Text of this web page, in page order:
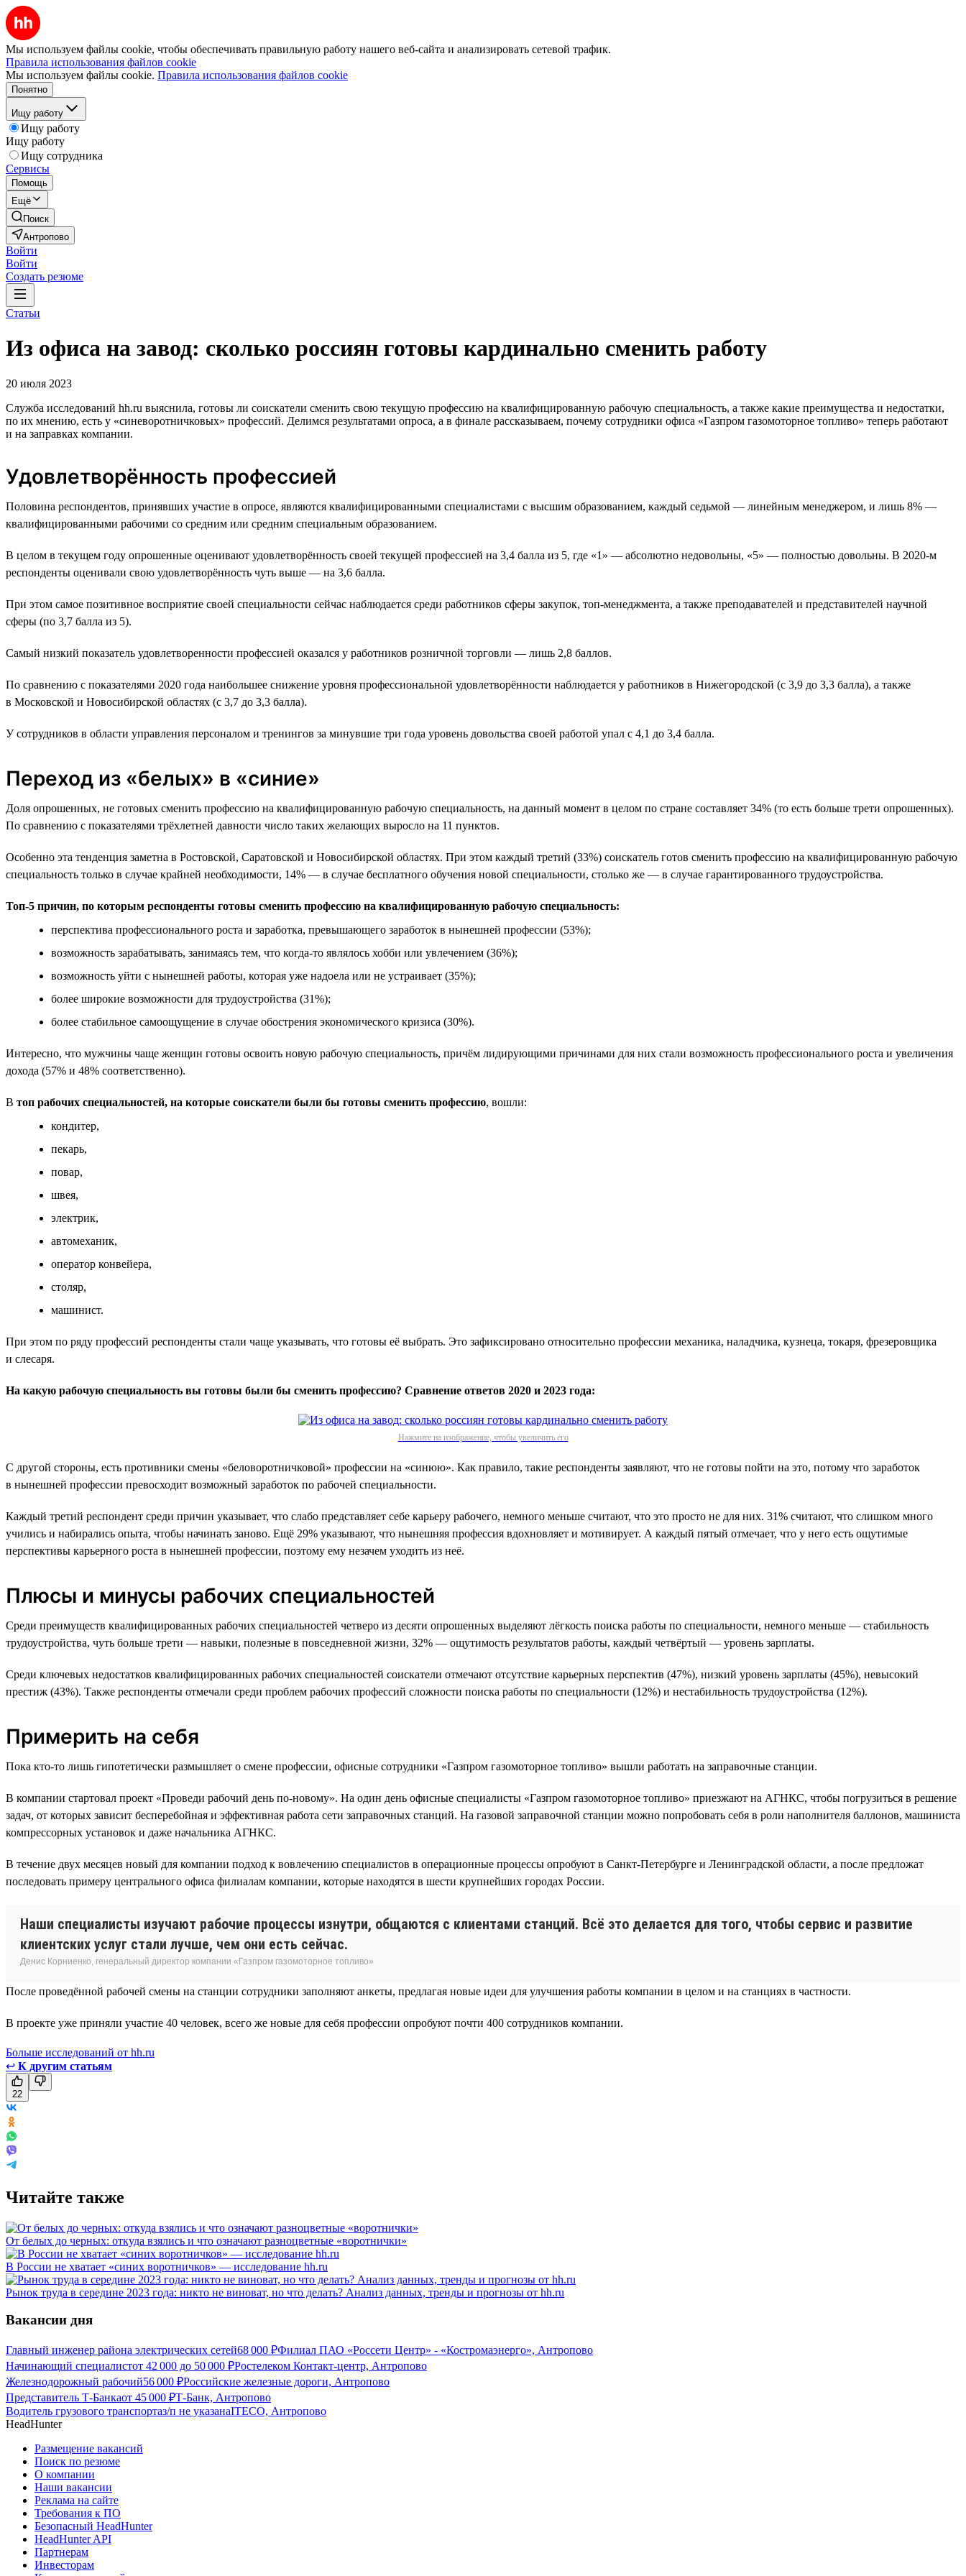
Мы используем файлы cookie, чтобы обеспечивать правильную работу нашего веб-сайта и анализировать сетевой трафик.
Правила использования файлов cookie
Мы используем файлы cookie. Правила использования файлов cookie
Понятно
Ищу работу
Ищу работу
Ищу работу
Ищу сотрудника
Сервисы
Помощь
Ещё
Поиск
Антропово
Войти
Войти
Создать резюме
Статьи
Из офиса на завод: сколько россиян готовы кардинально сменить работу
20 июля 2023
Служба исследований hh.ru выяснила, готовы ли соискатели сменить свою текущую профессию на квалифицированную рабочую специальность, а также какие преимущества и недостатки,
по их мнению, есть у «синеворотничковых» профессий. Делимся результатами опроса, а в финале рассказываем, почему сотрудники офиса «Газпром газомоторное топливо» теперь работают
и на заправках компании.
Удовлетворённость профессией
Половина респондентов, принявших участие в опросе, являются квалифицированными специалистами с высшим образованием, каждый седьмой — линейным менеджером, и лишь 8% —
квалифицированными рабочими со средним или средним специальным образованием.
В целом в текущем году опрошенные оценивают удовлетворённость своей текущей профессией на 3,4 балла из 5, где «1» — абсолютно недовольны, «5» — полностью довольны. В 2020-м
респонденты оценивали свою удовлетворённость чуть выше — на 3,6 балла.
При этом самое позитивное восприятие своей специальности сейчас наблюдается среди работников сферы закупок, топ-менеджмента, а также преподавателей и представителей научной
сферы (по 3,7 балла из 5).
Самый низкий показатель удовлетворенности профессией оказался у работников розничной торговли — лишь 2,8 баллов.
По сравнению с показателями 2020 года наибольшее снижение уровня профессиональной удовлетворённости наблюдается у работников в Нижегородской (с 3,9 до 3,3 балла), а также
в Московской и Новосибирской областях (с 3,7 до 3,3 балла).
У сотрудников в области управления персоналом и тренингов за минувшие три года уровень довольства своей работой упал с 4,1 до 3,4 балла.
Переход из «белых» в «синие»
Доля опрошенных, не готовых сменить профессию на квалифицированную рабочую специальность, на данный момент в целом по стране составляет 34% (то есть больше трети опрошенных).
По сравнению с показателями трёхлетней давности число таких желающих выросло на 11 пунктов.
Особенно эта тенденция заметна в Ростовской, Саратовской и Новосибирской областях. При этом каждый третий (33%) соискатель готов сменить профессию на квалифицированную рабочую
специальность только в случае крайней необходимости, 14% — в случае бесплатного обучения новой специальности, столько же — в случае гарантированного трудоустройства.
Топ-5 причин, по которым респонденты готовы сменить профессию на квалифицированную рабочую специальность:
перспектива профессионального роста и заработка, превышающего заработок в нынешней профессии (53%);
возможность зарабатывать, занимаясь тем, что когда-то являлось хобби или увлечением (36%);
возможность уйти с нынешней работы, которая уже надоела или не устраивает (35%);
более широкие возможности для трудоустройства (31%);
более стабильное самоощущение в случае обострения экономического кризиса (30%).
Интересно, что мужчины чаще женщин готовы освоить новую рабочую специальность, причём лидирующими причинами для них стали возможность профессионального роста и увеличения
дохода (57% и 48% соответственно).
В топ рабочих специальностей, на которые соискатели были бы готовы сменить профессию, вошли:
кондитер,
пекарь,
повар,
швея,
электрик,
автомеханик,
оператор конвейера,
столяр,
машинист.
При этом по ряду профессий респонденты стали чаще указывать, что готовы её выбрать. Это зафиксировано относительно профессии механика, наладчика, кузнеца, токаря, фрезеровщика
и слесаря.
На какую рабочую специальность вы готовы были бы сменить профессию? Сравнение ответов 2020 и 2023 года:
Нажмите на изображение, чтобы увеличить его
С другой стороны, есть противники смены «беловоротничковой» профессии на «синюю». Как правило, такие респонденты заявляют, что не готовы пойти на это, потому что заработок
в нынешней профессии превосходит возможный заработок по рабочей специальности.
Каждый третий респондент среди причин указывает, что слабо представляет себе карьеру рабочего, немного меньше считают, что это просто не для них. 31% считают, что слишком много
учились и набирались опыта, чтобы начинать заново. Ещё 29% указывают, что нынешняя профессия вдохновляет и мотивирует. А каждый пятый отмечает, что у него есть ощутимые
перспективы карьерного роста в нынешней профессии, поэтому ему незачем уходить из неё.
Плюсы и минусы рабочих специальностей
Среди преимуществ квалифицированных рабочих специальностей четверо из десяти опрошенных выделяют лёгкость поиска работы по специальности, немного меньше — стабильность
трудоустройства, чуть больше трети — навыки, полезные в повседневной жизни, 32% — ощутимость результатов работы, каждый четвёртый — уровень зарплаты.
Среди ключевых недостатков квалифицированных рабочих специальностей соискатели отмечают отсутствие карьерных перспектив (47%), низкий уровень зарплаты (45%), невысокий
престиж (43%). Также респонденты отмечали среди проблем рабочих профессий сложности поиска работы по специальности (12%) и нестабильность трудоустройства (12%).
Примерить на себя
Пока кто-то лишь гипотетически размышляет о смене профессии, офисные сотрудники «Газпром газомоторное топливо» вышли работать на заправочные станции.
В компании стартовал проект «Проведи рабочий день по-новому». На один день офисные специалисты «Газпром газомоторное топливо» приезжают на АГНКС, чтобы погрузиться в решение
задач, от которых зависит бесперебойная и эффективная работа сети заправочных станций. На газовой заправочной станции можно попробовать себя в роли наполнителя баллонов, машиниста
компрессорных установок и даже начальника АГНКС.
В течение двух месяцев новый для компании подход к вовлечению специалистов в операционные процессы опробуют в Санкт-Петербурге и Ленинградской области, а после предложат
последовать примеру центрального офиса филиалам компании, которые находятся в шести крупнейших городах России.
Наши специалисты изучают рабочие процессы изнутри, общаются с клиентами станций. Всё это делается для того, чтобы сервис и развитие
клиентских услуг стали лучше, чем они есть сейчас.
Денис Корниенко, генеральный директор компании «Газпром газомоторное топливо»
После проведённой рабочей смены на станции сотрудники заполняют анкеты, предлагая новые идеи для улучшения работы компании в целом и на станциях в частности.
В проекте уже приняли участие 40 человек, всего же новые для себя профессии опробуют почти 400 сотрудников компании.
Больше исследований от hh.ru
↩ К другим статьям
22
Читайте также
От белых до черных: откуда взялись и что означают разноцветные «воротнички»
В России не хватает «синих воротничков» — исследование hh.ru
Рынок труда в середине 2023 года: никто не виноват, но что делать? Анализ данных, тренды и прогнозы от hh.ru
Вакансии дня
Главный инженер района электрических сетей68 000 ₽Филиал ПАО «Россети Центр» - «Костромаэнерго», Антропово
Начинающий специалистот 42 000 до 50 000 ₽Ростелеком Контакт-центр, Антропово
Железнодорожный рабочий56 000 ₽Российские железные дороги, Антропово
Представитель Т-Банкаот 45 000 ₽Т-Банк, Антропово
Водитель грузового транспортаз/п не указанаITECO, Антропово
HeadHunter
Размещение вакансий
Поиск по резюме
О компании
Наши вакансии
Реклама на сайте
Требования к ПО
Безопасный HeadHunter
HeadHunter API
Партнерам
Инвесторам